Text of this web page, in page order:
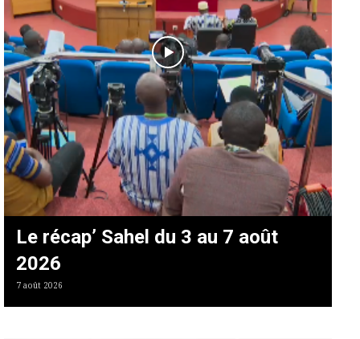
Le récap’ Sahel du 3 au 7 août
2026
7 août 2026